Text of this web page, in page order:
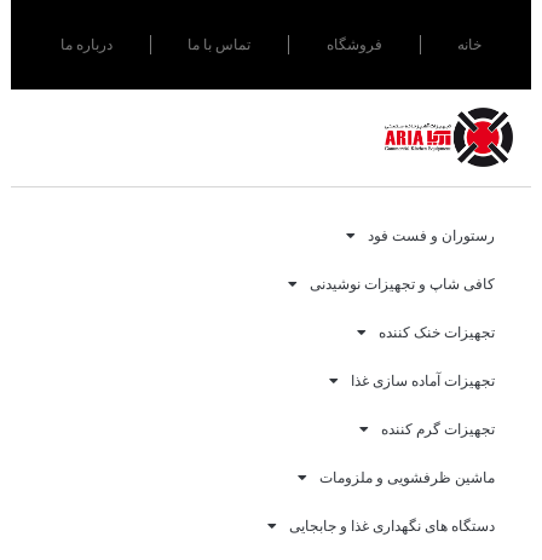
خانه فروشگاه تماس با ما درباره ما
رستوران و فست فود
کافی شاپ و تجهیزات نوشیدنی
تجهیزات خنک کننده
تجهیزات آماده سازی غذا
تجهیزات گرم کننده
ماشین ظرفشویی و ملزومات
دستگاه های نگهداری غذا و جابجایی